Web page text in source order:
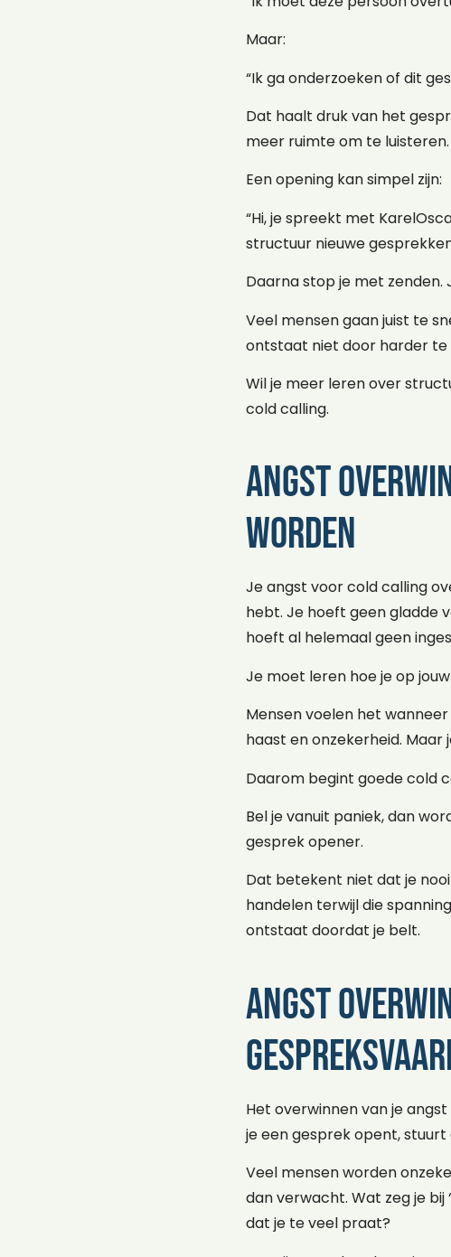
Maar:
“Ik ga onderzoeken of dit
Dat haalt druk van het
meer ruimte om te luisteren.
Een opening kan simpel zijn:
“Hi, je spreekt met
structuur nieuwe
Daarna stop je met
Veel mensen gaan juist te
ontstaat niet door harder
Wil je meer leren over
cold calling.
Angst
worden
Je angst voor cold calling
hebt. Je hoeft geen gladde
hoeft al helemaal geen
Je moet leren hoe je op
Mensen voelen het
haast en onzekerheid.
Daarom begint goede cold
Bel je vanuit paniek, dan
gesprek opener.
Dat betekent niet dat je
handelen terwijl die
ontstaat doordat je belt.
Angst
Het overwinnen van je
je een gesprek opent,
Veel mensen worden
dan verwacht. Wat zeg je bij
dat je te veel praat?